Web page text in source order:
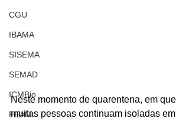
CGU
IBAMA
SISEMA
SEMAD
ICMBio
FEAM
Neste momento de quarentena, em que
muitas pessoas continuam isoladas em